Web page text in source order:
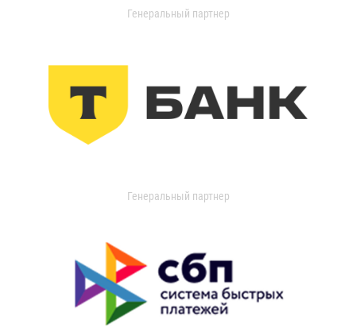
Генеральный партнер
Генеральный партнер